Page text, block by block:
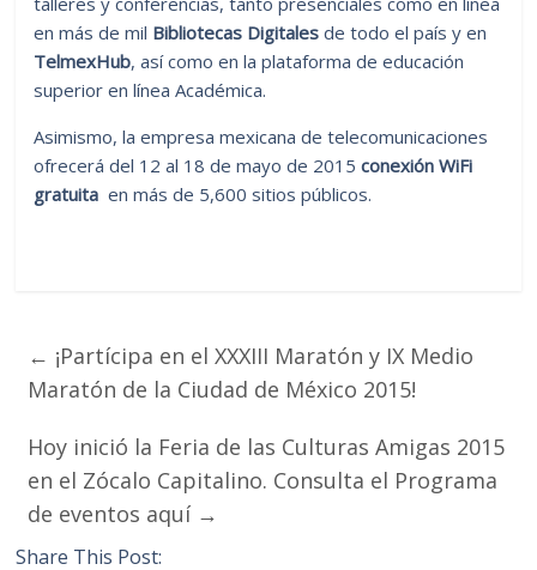
en más de mil Bibliotecas Digitales de todo el país y en
TelmexHub, así como en la plataforma de educación
superior en línea Académica.
Asimismo, la empresa mexicana de telecomunicaciones
ofrecerá del 12 al 18 de mayo de 2015conexión WiFi
gratuita en más de 5,600 sitios públicos.
← ¡Partícipa en el XXXIII Maratón y IX Medio
Maratón de la Ciudad de México 2015!
Hoy inició la Feria de las Culturas Amigas 2015
en el Zócalo Capitalino. Consulta el Programa
de eventos aquí →
Share This Post: